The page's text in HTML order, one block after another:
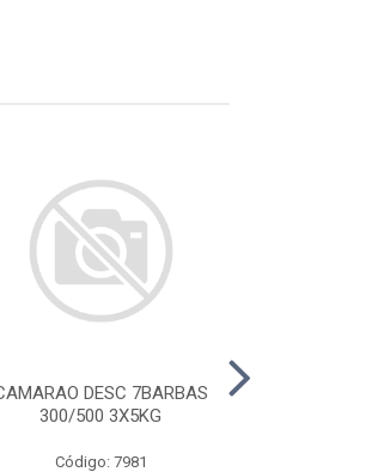
DESC 7BARBAS
300/500 3X5KG
Código: 7981